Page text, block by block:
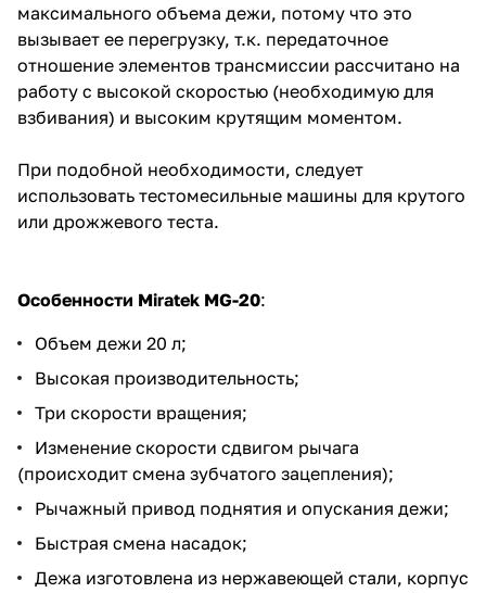
максимального объема дежи, потому что это
вызывает ее перегрузку, т.к. передаточное
отношение элементов трансмиссии рассчитано на
работу с высокой скоростью (необходимую для
взбивания) и высоким крутящим моментом.
При подобной необходимости, следует
использовать тестомесильные машины для крутого
или дрожжевого теста.
Особенности Miratek MG-20:
Объем дежи 20 л;
Высокая производительность;
Три скорости вращения;
Изменение скорости сдвигом рычага
(происходит смена зубчатого зацепления);
Рычажный привод поднятия и опускания дежи;
Быстрая смена насадок;
Дежа изготовлена из нержавеющей стали, корпус